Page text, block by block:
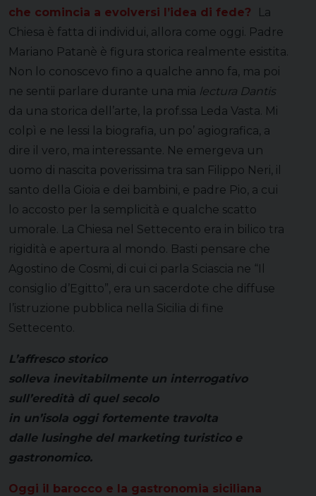
che comincia a evolversi l’idea di fede?
La
Chiesa è fatta di individui, allora come oggi. Padre
Mariano Patanè è figura storica realmente esistita.
Non lo conoscevo fino a qualche anno fa, ma poi
ne sentii parlare durante una mia lectura Dantis
da una storica dell’arte, la prof.ssa Leda Vasta. Mi
colpì e ne lessi la biografia, un po’ agiografica, a
dire il vero, ma interessante. Ne emergeva un
uomo di nascita poverissima tra san Filippo Neri, il
santo della Gioia e dei bambini, e padre Pio, a cui
lo accosto per la semplicità e qualche scatto
umorale. La Chiesa nel Settecento era in bilico tra
rigidità e apertura al mondo. Basti pensare che
Agostino de Cosmi, di cui ci parla Sciascia ne “Il
consiglio d’Egitto”, era un sacerdote che diffuse
l’istruzione pubblica nella Sicilia di fine
Settecento.
L’affresco storico
solleva inevitabilmente un interrogativo
sull’eredità di quel secolo
in un’isola oggi fortemente travolta
dalle lusinghe del marketing turistico e
gastronomico.
Oggi il barocco e la gastronomia siciliana